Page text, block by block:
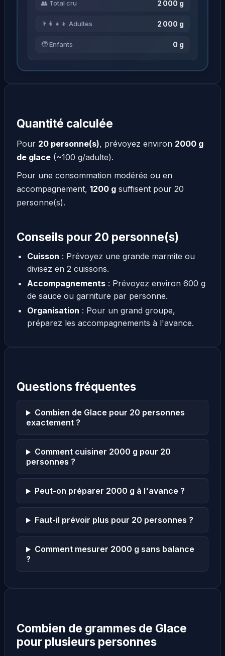
👥 Total cru 2 000 g
👨‍👩‍👧‍👦 Adultes 2 000 g
🧒 Enfants 0 g
Quantité calculée
Pour 20 personne(s), prévoyez environ 2000 g
de glace (~100 g/adulte).
Pour une consommation modérée ou en
accompagnement, 1200 g suffisent pour 20
personne(s).
Conseils pour 20 personne(s)
Cuisson : Prévoyez une grande marmite ou
divisez en 2 cuissons.
Accompagnements: Prévoyez environ 600 g
de sauce ou garniture par personne.
Organisation : Pour un grand groupe,
préparez les accompagnements à l'avance.
Questions fréquentes
Combien de Glace pour 20 personnes
exactement ?
Comment cuisiner 2000 g pour 20
personnes ?
Peut-on préparer 2000 g à l'avance ?
Faut-il prévoir plus pour 20 personnes ?
Comment mesurer 2000 g sans balance
?
Combien de grammes de Glace
pour plusieurs personnes